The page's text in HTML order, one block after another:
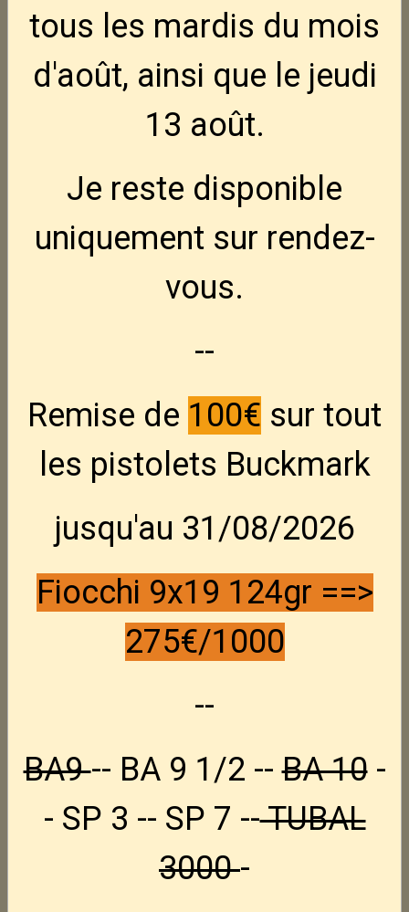
Hornady powder measure
Drain
Petit outil qui permet de vider sa doseuse à
poudre
État du produit :
Neuf
Fabricant :hornady
tous les mardis du mois
d'août, ainsi que le jeudi
13 août.
Je reste disponible
uniquement sur rendez-
vous.
--
Remise de 100€ sur tout
les pistolets Buckmark
jusqu'au 31/08/2026
Fiocchi 9x19 124gr ==>
275€/1000
--
BA9-- BA 9 1/2 --BA 10-
- SP 3 -- SP 7 --TUBAL
3000-